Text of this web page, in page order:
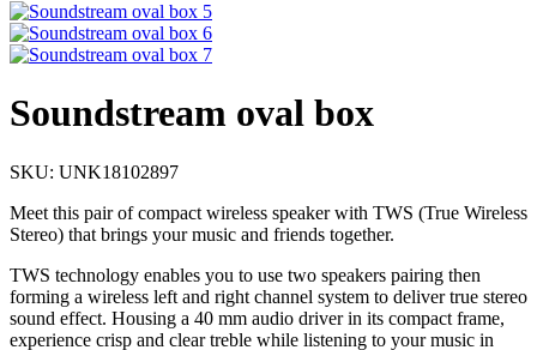
Soundstream oval box
SKU: UNK18102897
Meet this pair of compact wireless speaker with TWS (True Wireless
Stereo) that brings your music and friends together.
TWS technology enables you to use two speakers pairing then
forming a wireless left and right channel system to deliver true stereo
sound effect. Housing a 40 mm audio driver in its compact frame,
experience crisp and clear treble while listening to your music in